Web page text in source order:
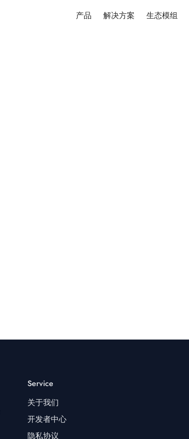
产品 解决方案 生态模组
Service
关于我们
开发者中心
隐私协议